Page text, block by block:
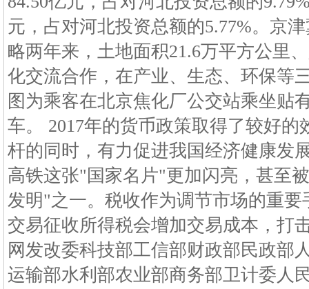
元，占对河北投资总额的5.77%。京
略两年来，土地面积21.6万平方公里
化交流合作，在产业、生态、环保等
图为乘客在北京焦化厂公交站乘坐贴
车。 2017年的货币政策取得了较好
杆的同时，有力促进我国经济健康发
高铁这张"国家名片"更加闪亮，甚至
发明"之一。税收作为调节市场的重
交易征收所得税会增加交易成本，打
网发改委科技部工信部财政部民政部
运输部水利部农业部商务部卫计委人